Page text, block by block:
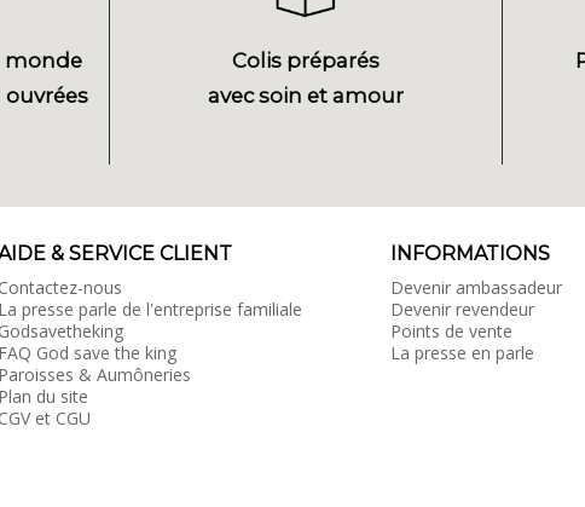
monde
ouvrées
Colis préparés
avec soin et amour
& SERVICE CLIENT
Contactez-nous
La presse parle de l'entreprise familiale
Godsavetheking
FAQ God save the king
Paroisses & Aumôneries
Plan du site
CGV et CGU
INFORMATIONS
Devenir ambassadeur
Devenir revendeur
Points de vente
La presse en parle